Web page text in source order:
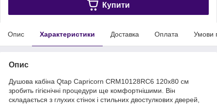
Купити
Опис Характеристики Доставка Оплата Умови
Опис
Душова кабіна Qtap Capricorn CRM10128RC6 120x80 см
зробить гігієнічні процедури ще комфортнішими. Він
складається з глухих стінок і стильних двостулкових дверей,